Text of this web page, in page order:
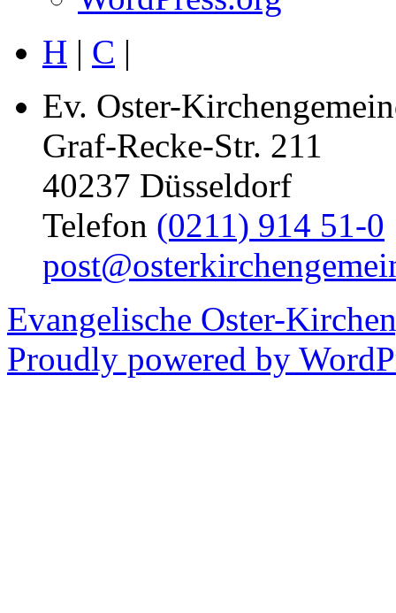
H | C |
Ev. Oster-
Graf-Recke-Str. 211
40237 Düsseldorf
Telefon (0211) 914 51-0
Evangelische Oster-
Proudly powered by